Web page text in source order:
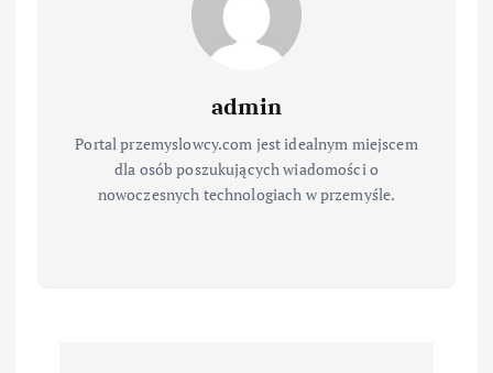
admin
Portal przemyslowcy.com jest idealnym miejscem
dla osób poszukujących wiadomości o
nowoczesnych technologiach w przemyśle.